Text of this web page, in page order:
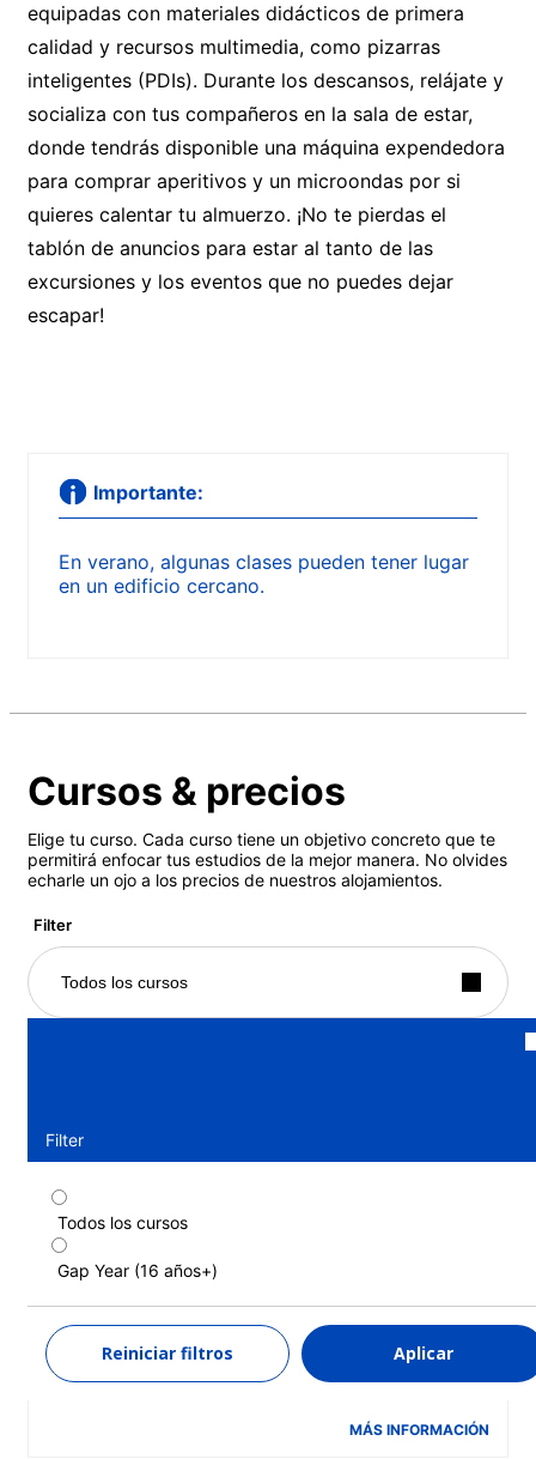
equipadas con materiales didácticos de primera
calidad y recursos multimedia, como pizarras
inteligentes (PDIs). Durante los descansos, relájate y
socializa con tus compañeros en la sala de estar,
donde tendrás disponible una máquina expendedora
para comprar aperitivos y un microondas por si
quieres calentar tu almuerzo. ¡No te pierdas el
tablón de anuncios para estar al tanto de las
excursiones y los eventos que no puedes dejar
escapar!
Importante:
En verano, algunas clases pueden tener lugar
en un edificio cercano.
Cursos & precios
Elige tu curso. Cada curso tiene un objetivo concreto que te
permitirá enfocar tus estudios de la mejor manera. No olvides
echarle un ojo a los precios de nuestros alojamientos.
Filter
Todos los cursos
Filter
Todos los cursos
Gap Year (16 años+)
Reiniciar filtros Aplicar
Programa semi-intensivo (casa de familia,
habitación doble)
Duración: 24 - 46 semanas
Niveles: Elemental (A1) a Intermedio superior (B2)
24 semanasdesde
9.858 EUR
MÁS INFORMACIÓN